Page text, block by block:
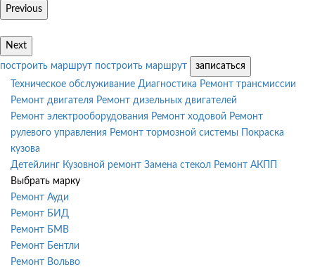
Previous
Next
построить маршрут построить маршрут
записаться
Техническое обслуживание Диагностика Ремонт трансмиссии
Ремонт двигателя Ремонт дизельных двигателей
Ремонт электрооборудования Ремонт ходовой Ремонт
рулевого управления Ремонт тормозной системы
Покраска
кузова
Детейлинг Кузовной ремонт Замена стекол Ремонт АКПП
Выбрать марку
Ремонт Ауди
Ремонт БИД
Ремонт БМВ
Ремонт Бентли
Ремонт Вольво